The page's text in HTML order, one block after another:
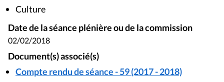
Culture
Date de la séance plénière ou de la commission
02/02/2018
Document(s) associé(s)
Compte rendu de séance - 59 (2017 - 2018)